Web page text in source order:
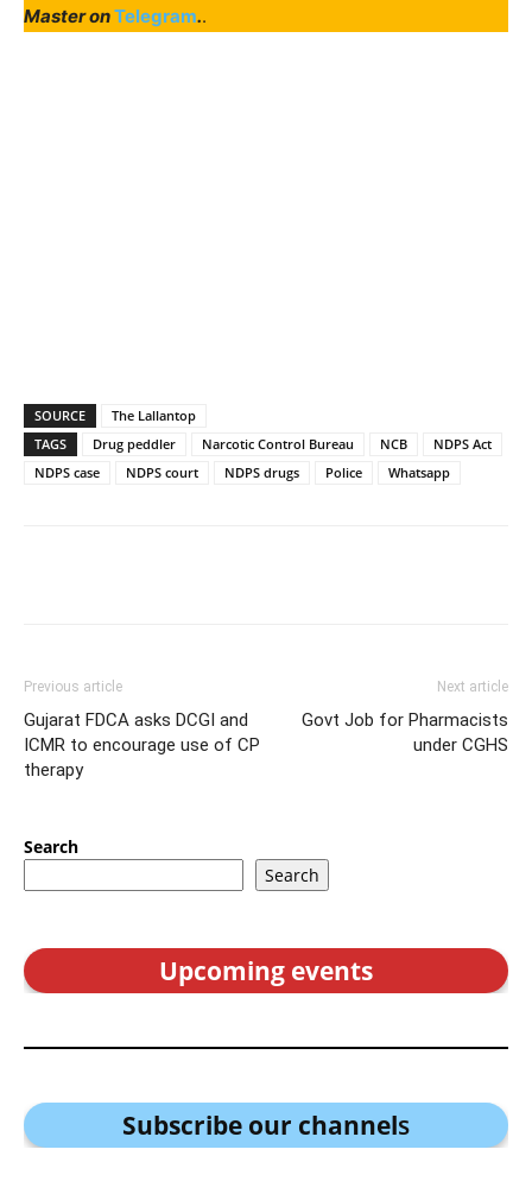
Master onTelegram..
SOURCE
The Lallantop
TAGS
Drug peddler Narcotic Control Bureau NCB
NDPS Act
NDPS case
NDPS court NDPS drugs Police Whatsapp
Previous article
Gujarat FDCA asks DCGI and
ICMR to encourage use of CP
therapy
Next article
Govt Job for Pharmacists
under CGHS
Search
Search
Upcoming events
Subscribe our channels